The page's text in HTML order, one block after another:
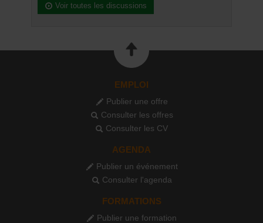
Voir toutes les discussions
EMPLOI
Publier une offre
Consulter les offres
Consulter les CV
AGENDA
Publier un événement
Consulter l'agenda
FORMATIONS
Publier une formation